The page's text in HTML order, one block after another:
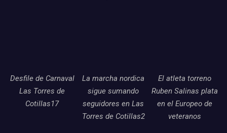
Desfile de Carnaval
Las Torres de
Cotillas17
La marcha nordica
sigue sumando
seguidores en Las
Torres de Cotillas2
El atleta torreno
Ruben Salinas plata
en el Europeo de
veteranos